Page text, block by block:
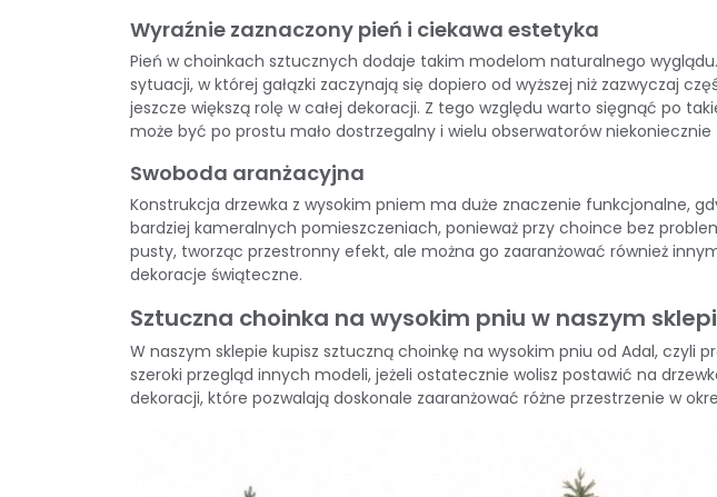
Wyraźnie zaznaczony pień i ciekawa estetyka
Pień w choinkach sztucznych dodaje takim modelom naturalnego
sytuacji, w której gałązki zaczynają się dopiero od wyższej niż zazwyczaj
jeszcze większą rolę w całej dekoracji. Z tego względu warto sięgnąć po
może być po prostu mało dostrzegalny i wielu obserwatorów
Swoboda aranżacyjna
Konstrukcja drzewka z wysokim pniem ma duże znaczenie funkcjonalne,
bardziej kameralnych pomieszczeniach, ponieważ przy choince bez
pusty, tworząc przestronny efekt, ale można go zaaranżować również
dekoracje świąteczne.
Sztuczna choinka na wysokim pniu w naszym
W naszym sklepie kupisz sztuczną choinkę na wysokim pniu od Adal, czyli
szeroki przegląd innych modeli, jeżeli ostatecznie wolisz postawić na
dekoracji, które pozwalają doskonale zaaranżować różne przestrzenie w